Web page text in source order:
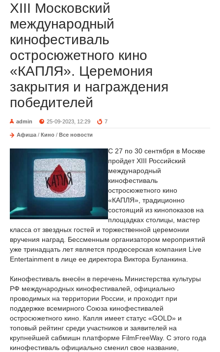
XIII Московский
международный
кинофестиваль
остросюжетного кино
«КАПЛЯ». Церемония
закрытия и награждения
победителей
admin 25-09-2023, 12:29 7
Афиша / Кино / Все новости
С 27 по 30 сентября в Москве
пройдет XIII Российский
международный
кинофестиваль
остросюжетного кино
«КАПЛЯ», традиционно
состоящий из кинопоказов на
площадках столицы, мастер
класса от звездных гостей и торжественной церемонии
вручения наград. Бессменным организатором мероприятий
уже тринадцать лет является продюсерская компания Live
Entertainment в лице ее директора Виктора Буланкина.
Кинофестиваль внесён в перечень Министерства культуры
РФ международных кинофестивалей, официально
проводимых на территории России, и проходит при
поддержке всемирного Союза кинофестивалей
остросюжетного кино. Капля имеет статус «GOLD» и
топовый рейтинг среди участников и заявителей на
крупнейшей сабмишн платформе FilmFreeWay. С этого года
кинофестиваль официально сменил свое название,